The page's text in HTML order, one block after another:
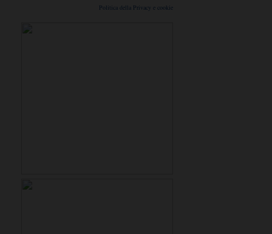
Politica della Privacy e cookie